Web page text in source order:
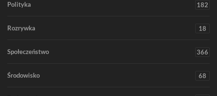
Polityka 182
Rozrywka 18
Społeczeństwo 366
Środowisko 68